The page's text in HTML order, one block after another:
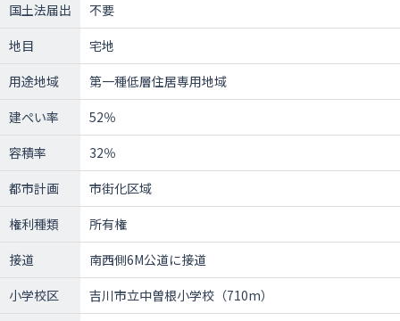
国土法届出
不要
地目
宅地
用途地域
第一種低層住居専用地域
建ぺい率
52％
容積率
32％
都市計画
市街化区域
権利種類
所有権
接道
南西側6M公道に接道
小学校区
吉川市立中曽根小学校（710m）